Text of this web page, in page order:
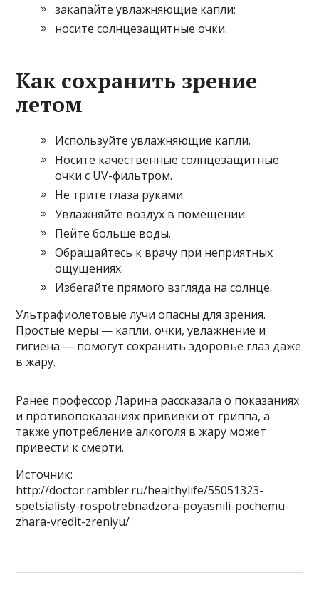
закапайте увлажняющие капли;
носите солнцезащитные очки.
Как сохранить зрение
летом
Используйте увлажняющие капли.
Носите качественные солнцезащитные
очки с UV-фильтром.
Не трите глаза руками.
Увлажняйте воздух в помещении.
Пейте больше воды.
Обращайтесь к врачу при неприятных
ощущениях.
Избегайте прямого взгляда на солнце.
Ультрафиолетовые лучи опасны для зрения.
Простые меры — капли, очки, увлажнение и
гигиена — помогут сохранить здоровье глаз даже
в жару.
Ранее профессор Ларина рассказала о показаниях
и противопоказаниях прививки от гриппа, а
также употребление алкоголя в жару может
привести к смерти.
Источник:
http://doctor.rambler.ru/healthylife/55051323-
spetsialisty-rospotrebnadzora-poyasnili-pochemu-
zhara-vredit-zreniyu/